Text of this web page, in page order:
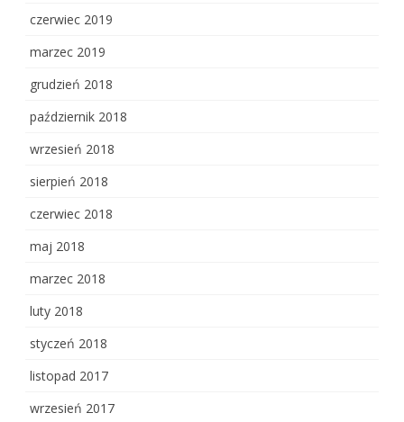
czerwiec 2019
marzec 2019
grudzień 2018
październik 2018
wrzesień 2018
sierpień 2018
czerwiec 2018
maj 2018
marzec 2018
luty 2018
styczeń 2018
listopad 2017
wrzesień 2017